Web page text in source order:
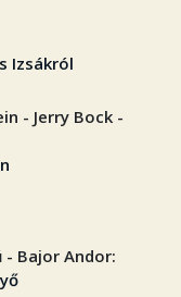
Izsákról
- Jerry Bock -
- Bajor Andor: